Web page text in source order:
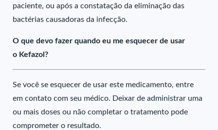
paciente, ou após a constatação da eliminação das
bactérias causadoras da infecção.
O que devo fazer quando eu me esquecer de usar
o Kefazol?
Se você se esquecer de usar este medicamento, entre
em contato com seu médico. Deixar de administrar uma
ou mais doses ou não completar o tratamento pode
comprometer o resultado.